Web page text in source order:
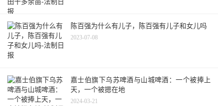
陈百强为什么有儿子，陈百强有儿子和女儿吗
2023-07-08
嘉士伯旗下乌苏啤酒与山城啤酒：一个被捧上
天，一个被摁在地
2024-03-21